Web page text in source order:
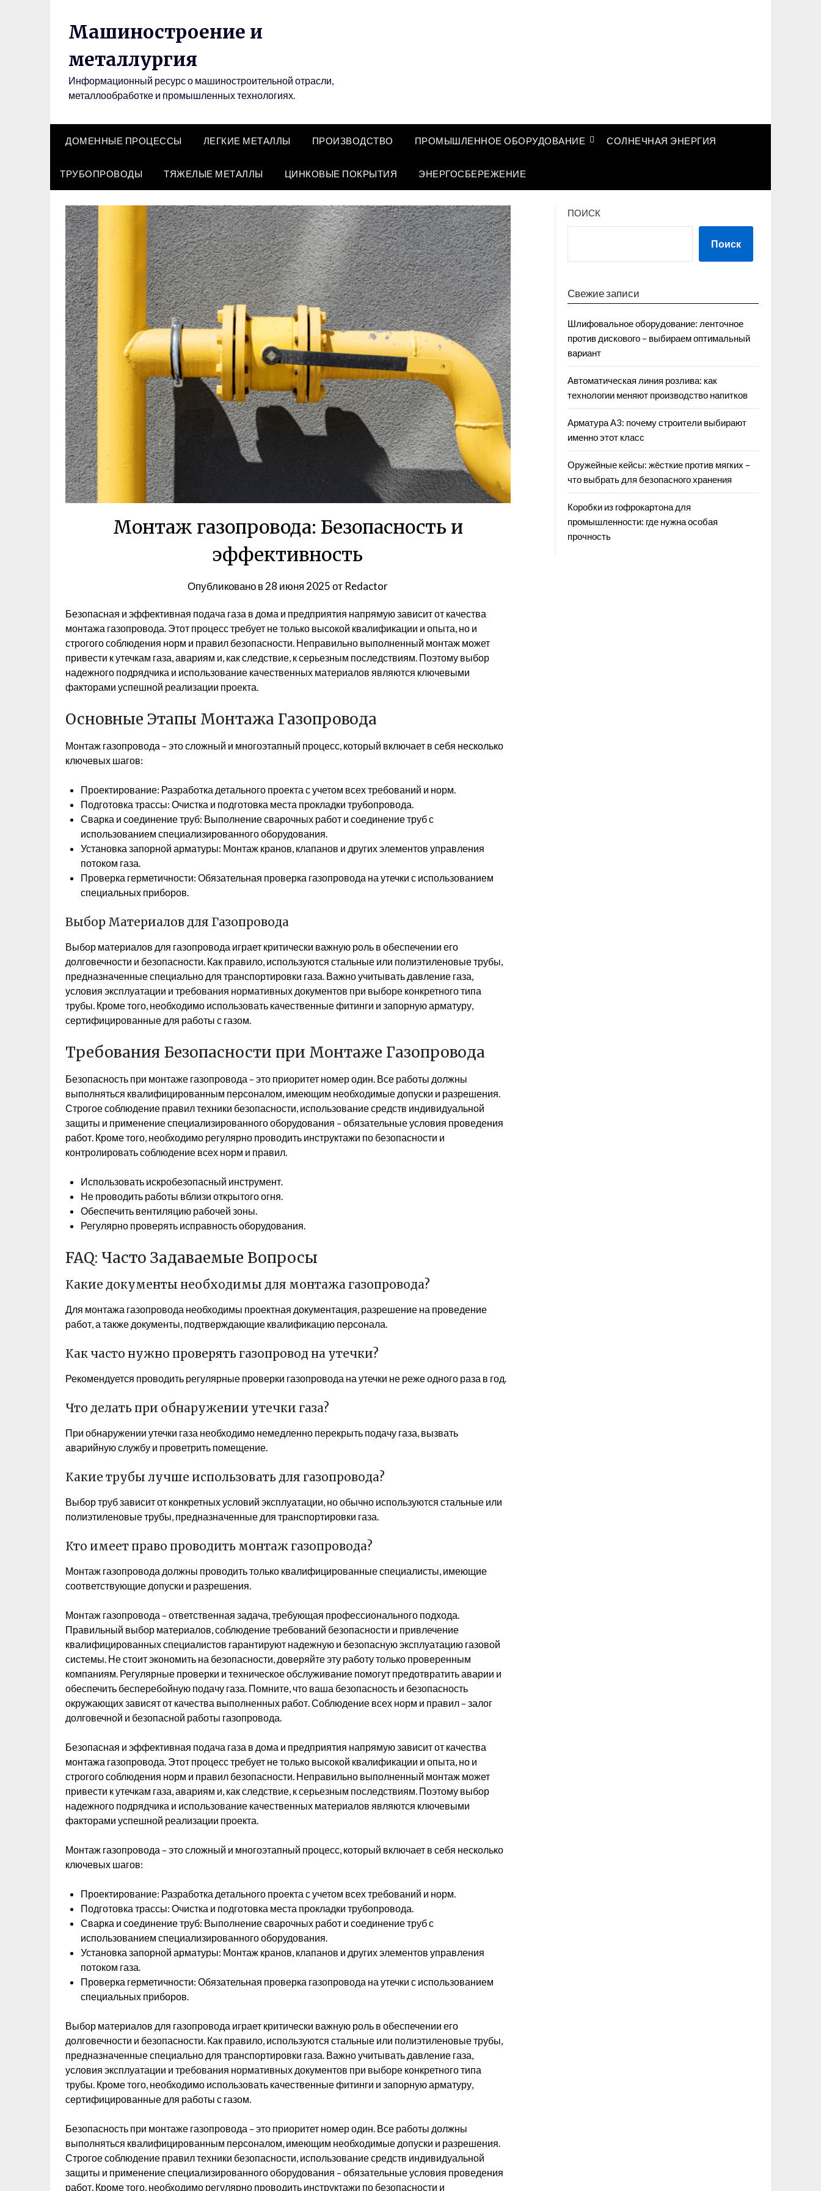
Машиностроение и
металлургия
Информационный ресурс о машиностроительной отрасли,
металлообработке и промышленных технологиях.
ДОМЕННЫЕ ПРОЦЕССЫ ЛЕГКИЕ МЕТАЛЛЫ ПРОИЗВОДСТВО ПРОМЫШЛЕННОЕ ОБОРУДОВАНИЕ СОЛНЕЧНАЯ ЭНЕРГИЯ
ТРУБОПРОВОДЫ ТЯЖЕЛЫЕ МЕТАЛЛЫ ЦИНКОВЫЕ ПОКРЫТИЯ ЭНЕРГОСБЕРЕЖЕНИЕ
Монтаж газопровода: Безопасность и
эффективность
Опубликовано в28 июня 2025от Redactor
Безопасная и эффективная подача газа в дома и предприятия напрямую зависит от качества
монтажа газопровода. Этот процесс требует не только высокой квалификации и опыта, но и
строгого соблюдения норм и правил безопасности. Неправильно выполненный монтаж может
привести к утечкам газа, авариям и, как следствие, к серьезным последствиям. Поэтому выбор
надежного подрядчика и использование качественных материалов являются ключевыми
факторами успешной реализации проекта.
Основные Этапы Монтажа Газопровода
Монтаж газопровода – это сложный и многоэтапный процесс, который включает в себя несколько
ключевых шагов:
Проектирование: Разработка детального проекта с учетом всех требований и норм.
Подготовка трассы: Очистка и подготовка места прокладки трубопровода.
Сварка и соединение труб: Выполнение сварочных работ и соединение труб с
использованием специализированного оборудования.
Установка запорной арматуры: Монтаж кранов, клапанов и других элементов управления
потоком газа.
Проверка герметичности: Обязательная проверка газопровода на утечки с использованием
специальных приборов.
Выбор Материалов для Газопровода
Выбор материалов для газопровода играет критически важную роль в обеспечении его
долговечности и безопасности. Как правило, используются стальные или полиэтиленовые трубы,
предназначенные специально для транспортировки газа. Важно учитывать давление газа,
условия эксплуатации и требования нормативных документов при выборе конкретного типа
трубы. Кроме того, необходимо использовать качественные фитинги и запорную арматуру,
сертифицированные для работы с газом.
Требования Безопасности при Монтаже Газопровода
Безопасность при монтаже газопровода – это приоритет номер один. Все работы должны
выполняться квалифицированным персоналом, имеющим необходимые допуски и разрешения.
Строгое соблюдение правил техники безопасности, использование средств индивидуальной
защиты и применение специализированного оборудования – обязательные условия проведения
работ. Кроме того, необходимо регулярно проводить инструктажи по безопасности и
контролировать соблюдение всех норм и правил.
Использовать искробезопасный инструмент.
Не проводить работы вблизи открытого огня.
Обеспечить вентиляцию рабочей зоны.
Регулярно проверять исправность оборудования.
FAQ: Часто Задаваемые Вопросы
Какие документы необходимы для монтажа газопровода?
Для монтажа газопровода необходимы проектная документация, разрешение на проведение
работ, а также документы, подтверждающие квалификацию персонала.
Как часто нужно проверять газопровод на утечки?
Рекомендуется проводить регулярные проверки газопровода на утечки не реже одного раза в год.
Что делать при обнаружении утечки газа?
При обнаружении утечки газа необходимо немедленно перекрыть подачу газа, вызвать
аварийную службу и проветрить помещение.
Какие трубы лучше использовать для газопровода?
Выбор труб зависит от конкретных условий эксплуатации, но обычно используются стальные или
полиэтиленовые трубы, предназначенные для транспортировки газа.
Кто имеет право проводить монтаж газопровода?
Монтаж газопровода должны проводить только квалифицированные специалисты, имеющие
соответствующие допуски и разрешения.
Монтаж газопровода – ответственная задача, требующая профессионального подхода.
Правильный выбор материалов, соблюдение требований безопасности и привлечение
квалифицированных специалистов гарантируют надежную и безопасную эксплуатацию газовой
системы. Не стоит экономить на безопасности, доверяйте эту работу только проверенным
компаниям. Регулярные проверки и техническое обслуживание помогут предотвратить аварии и
обеспечить бесперебойную подачу газа. Помните, что ваша безопасность и безопасность
окружающих зависят от качества выполненных работ. Соблюдение всех норм и правил – залог
долговечной и безопасной работы газопровода.
Безопасная и эффективная подача газа в дома и предприятия напрямую зависит от качества
монтажа газопровода. Этот процесс требует не только высокой квалификации и опыта, но и
строгого соблюдения норм и правил безопасности. Неправильно выполненный монтаж может
привести к утечкам газа, авариям и, как следствие, к серьезным последствиям. Поэтому выбор
надежного подрядчика и использование качественных материалов являются ключевыми
факторами успешной реализации проекта.
Монтаж газопровода – это сложный и многоэтапный процесс, который включает в себя несколько
ключевых шагов:
Проектирование: Разработка детального проекта с учетом всех требований и норм.
Подготовка трассы: Очистка и подготовка места прокладки трубопровода.
Сварка и соединение труб: Выполнение сварочных работ и соединение труб с
использованием специализированного оборудования.
Установка запорной арматуры: Монтаж кранов, клапанов и других элементов управления
потоком газа.
Проверка герметичности: Обязательная проверка газопровода на утечки с использованием
специальных приборов.
Выбор материалов для газопровода играет критически важную роль в обеспечении его
долговечности и безопасности. Как правило, используются стальные или полиэтиленовые трубы,
предназначенные специально для транспортировки газа. Важно учитывать давление газа,
условия эксплуатации и требования нормативных документов при выборе конкретного типа
трубы. Кроме того, необходимо использовать качественные фитинги и запорную арматуру,
сертифицированные для работы с газом.
Безопасность при монтаже газопровода – это приоритет номер один. Все работы должны
выполняться квалифицированным персоналом, имеющим необходимые допуски и разрешения.
Строгое соблюдение правил техники безопасности, использование средств индивидуальной
защиты и применение специализированного оборудования – обязательные условия проведения
работ. Кроме того, необходимо регулярно проводить инструктажи по безопасности и
ПОИСК
Поиск
Свежие записи
Шлифовальное оборудование: ленточное
против дискового – выбираем оптимальный
вариант
Автоматическая линия розлива: как
технологии меняют производство напитков
Арматура А3: почему строители выбирают
именно этот класс
Оружейные кейсы: жёсткие против мягких –
что выбрать для безопасного хранения
Коробки из гофрокартона для
промышленности: где нужна особая
прочность